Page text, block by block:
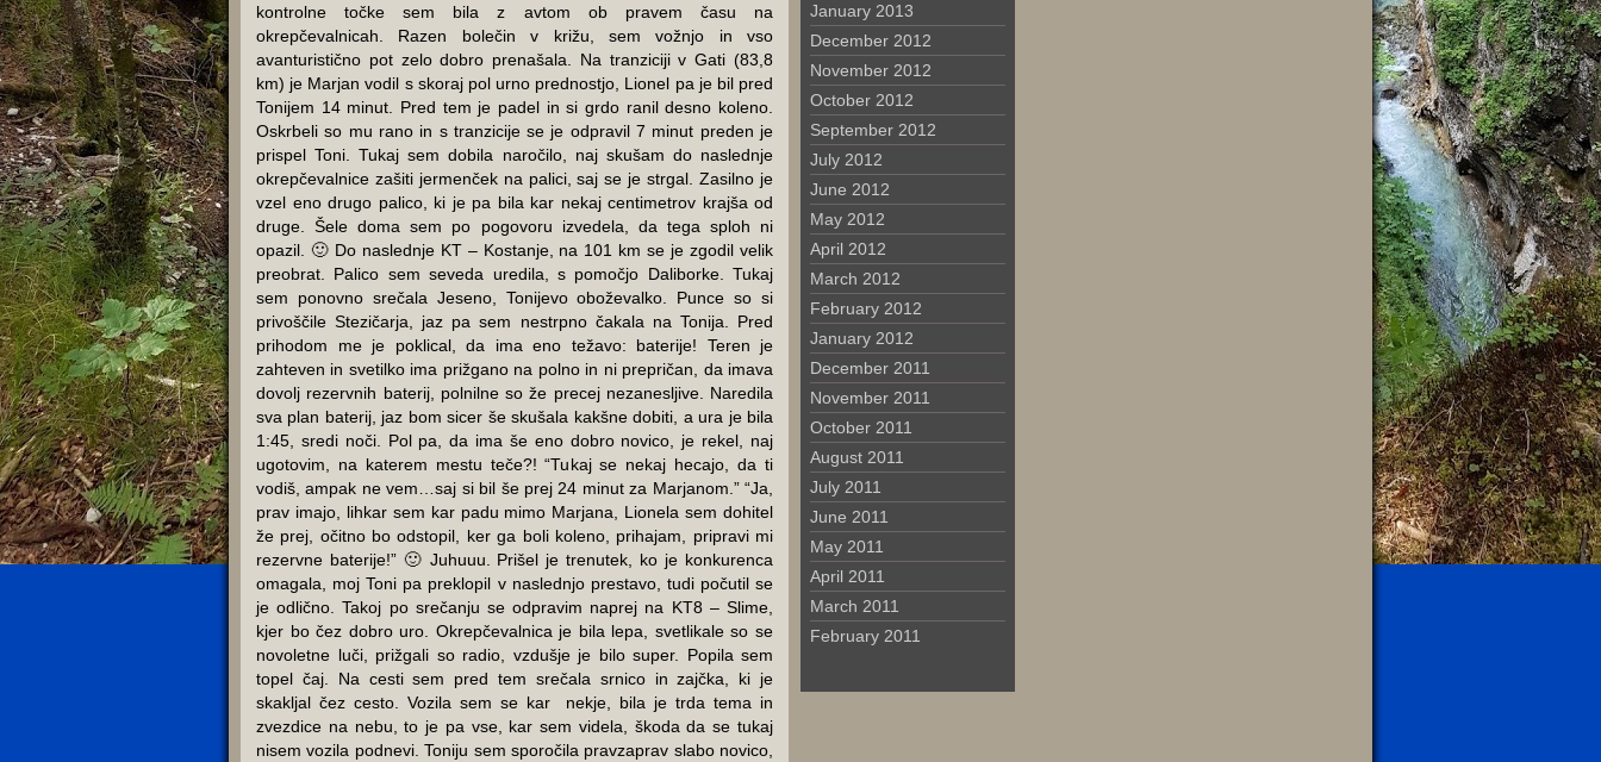
kontrolne točke sem bila z avtom ob pravem času na
okrepčevalnicah. Razen bolečin v križu, sem vožnjo in vso
avanturistično pot zelo dobro prenašala. Na tranziciji v Gati (83,8
km) je Marjan vodil s skoraj pol urno prednostjo, Lionel pa je bil pred
Tonijem 14 minut. Pred tem je padel in si grdo ranil desno koleno.
Oskrbeli so mu rano in s tranzicije se je odpravil 7 minut preden je
prispel Toni. Tukaj sem dobila naročilo, naj skušam do naslednje
okrepčevalnice zašiti jermenček na palici, saj se je strgal. Zasilno je
vzel eno drugo palico, ki je pa bila kar nekaj centimetrov krajša od
druge. Šele doma sem po pogovoru izvedela, da tega sploh ni
opazil. 🙂 Do naslednje KT – Kostanje, na 101 km se je zgodil velik
preobrat. Palico sem seveda uredila, s pomočjo Daliborke. Tukaj
sem ponovno srečala Jeseno, Tonijevo oboževalko. Punce so si
privoščile Stezičarja, jaz pa sem nestrpno čakala na Tonija. Pred
prihodom me je poklical, da ima eno težavo: baterije! Teren je
zahteven in svetilko ima prižgano na polno in ni prepričan, da imava
dovolj rezervnih baterij, polnilne so že precej nezanesljive. Naredila
sva plan baterij, jaz bom sicer še skušala kakšne dobiti, a ura je bila
1:45, sredi noči. Pol pa, da ima še eno dobro novico, je rekel, naj
ugotovim, na katerem mestu teče?! “Tukaj se nekaj hecajo, da ti
vodiš, ampak ne vem…saj si bil še prej 24 minut za Marjanom.” “Ja,
prav imajo, lihkar sem kar padu mimo Marjana, Lionela sem dohitel
že prej, očitno bo odstopil, ker ga boli koleno, prihajam, pripravi mi
rezervne baterije!” 🙂 Juhuuu. Prišel je trenutek, ko je konkurenca
omagala, moj Toni pa preklopil v naslednjo prestavo, tudi počutil se
je odlično. Takoj po srečanju se odpravim naprej na KT8 – Slime,
kjer bo čez dobro uro. Okrepčevalnica je bila lepa, svetlikale so se
novoletne luči, prižgali so radio, vzdušje je bilo super. Popila sem
topel čaj. Na cesti sem pred tem srečala srnico in zajčka, ki je
skakljal čez cesto. Vozila sem se kar nekje, bila je trda tema in
zvezdice na nebu, to je pa vse, kar sem videla, škoda da se tukaj
nisem vozila podnevi. Toniju sem sporočila pravzaprav slabo novico,
January 2013
December 2012
November 2012
October 2012
September 2012
July 2012
June 2012
May 2012
April 2012
March 2012
February 2012
January 2012
December 2011
November 2011
October 2011
August 2011
July 2011
June 2011
May 2011
April 2011
March 2011
February 2011